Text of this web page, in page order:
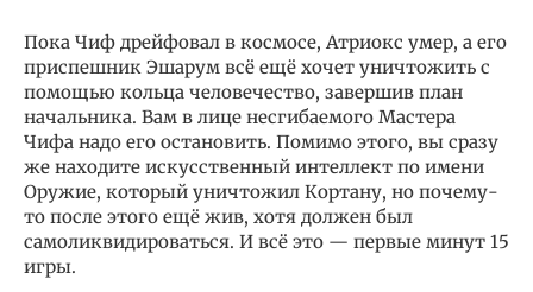
Пока Чиф дрейфовал в космосе, Атриокс умер, а его
приспешник Эшарум всё ещё хочет уничтожить с
помощью кольца человечество, завершив план
начальника. Вам в лице несгибаемого Мастера
Чифа надо его остановить. Помимо этого, вы сразу
же находите искусственный интеллект по имени
Оружие, который уничтожил Кортану, но почему-
то после этого ещё жив, хотя должен был
самоликвидироваться. И всё это — первые минут 15
игры.